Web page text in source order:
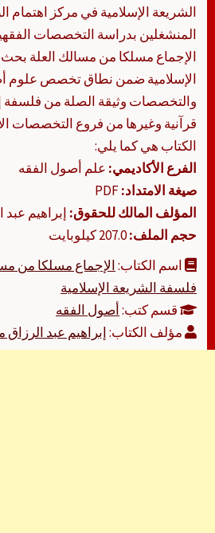
الشريعة الإسلامية في مركز اهتمام
المنشغلين بدراسة التخصصات
الإجماع مسلكا من مسالك العلة
الإسلامية ضمن نطاق تخصص علوم
والتخصصات وثيقة الصلة من فلسفة
قرآنية وغيرها من فروع التخصصات
الكتاب هي كما يلي:
الفرع الأكاديمي: علم أصول الفقه
صيغة الامتداد:
المؤلف المالك للحقوق: إبراهيم
حجم الملف:207.0 كيلوبايت
اسم الكتاب:الإجماع مسلكا من
فلسفة الشريعة الإسلامية
قسم كتب:أصول الفقه
مؤلف الكتاب:إبراهيم عبد الرزاق